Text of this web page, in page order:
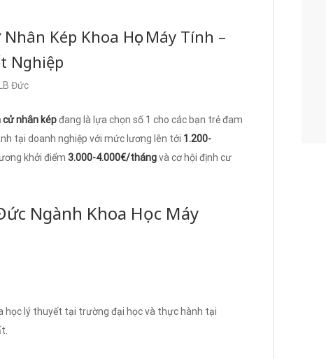
Kép Khoa Học Máy Tính –
Nghiệp
Đức
cử nhân képđang là lựa chọn số 1 cho các bạn trẻ đam
tại doanh nghiệp với mức lương lên tới 1.200-
khởi điểm 3.000-4.000€/thángvà cơ hội định cư
Ngành Khoa Học Máy
học lý thuyết tại trường đại học và thực hành tại